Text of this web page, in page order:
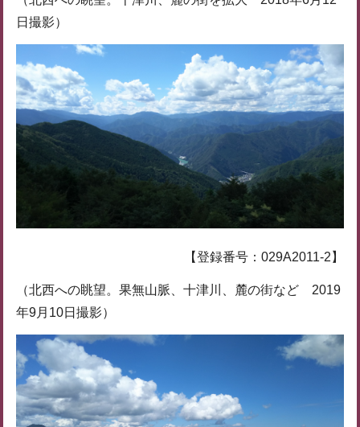
日撮影）
【登録番号：029A2011-2】
（北西への眺望。果無山脈、十津川、麓の街など 2019
年9月10日撮影）